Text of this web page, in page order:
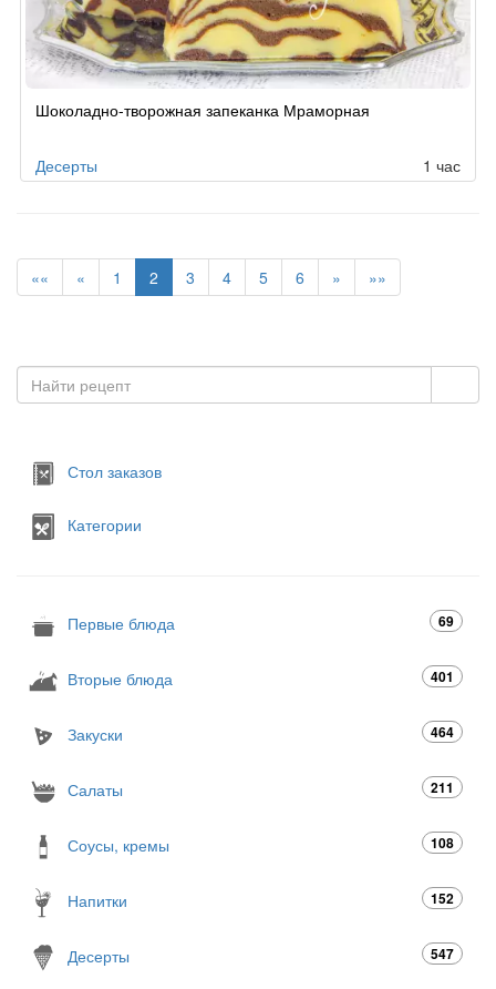
поШоколадно-творожная запеканка Мраморная
Десерты 1 час
«« « 1 2 3 4 5 6 » »»
Стол заказов
Категории
Первые блюда 69
Вторые блюда 401
Закуски 464
Салаты 211
Соусы, кремы 108
Напитки 152
Десерты 547